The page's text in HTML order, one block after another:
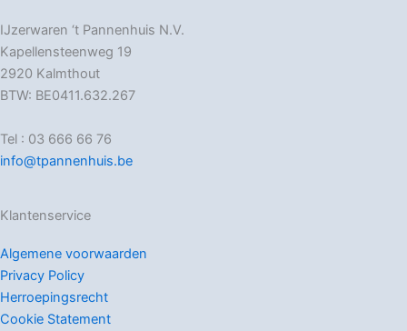
IJzerwaren ‘t Pannenhuis N.V.
Kapellensteenweg 19
2920 Kalmthout
BTW: BE0411.632.267
Tel : 03 666 66 76
info@tpannenhuis.be
Klantenservice
Algemene voorwaarden
Privacy Policy
Herroepingsrecht
Cookie Statement